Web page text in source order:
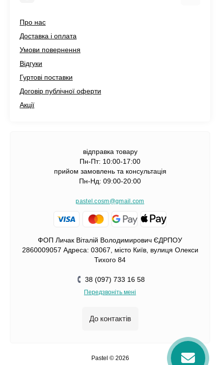
Про нас
Доставка і оплата
Умови повернення
Відгуки
Гуртові поставки
Договір публічної оферти
Акції
відправка товару
Пн-Пт: 10:00-17:00
прийом замовлень та консультація
Пн-Нд: 09:00-20:00
pastel.cosm@gmail.com
ФОП Личак Віталій Володимирович ЄДРПОУ
2860009057 Адреса: 03067, місто Київ, вулиця Олекси
Тихого 84
38 (097) 733 16 58
Передзвоніть мені
До контактів
Pastel © 2026